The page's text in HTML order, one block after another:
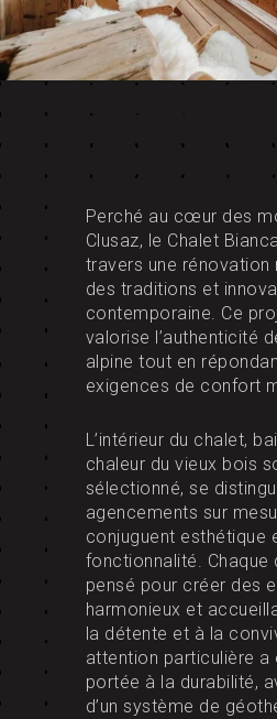
Perché au cœur des
Clusaz, le Chalet
travers une
des traditions et
contemporaine. Ce
valorise l’authenticité
alpine tout en
exigences de confort
L’intérieur du chalet,
chaleur du vieux bois
sélectionné, se
agencements sur
conjuguent esthétique
fonctionnalité. Chaque
pensé pour créer des
harmonieux et
la détente et à la
attention particulière a
portée à la durabilité,
d’un système de